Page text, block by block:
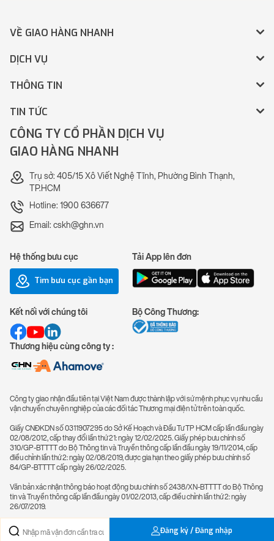
VỀ GIAO HÀNG NHANH
DỊCH VỤ
THÔNG TIN
TIN TỨC
CÔNG TY CỔ PHẦN DỊCH VỤ
GIAO HÀNG NHANH
Trụ sở: 405/15 Xô Viết Nghệ Tĩnh, Phường Bình Thạnh,
TP.HCM
Hotline: 1900 636677
Email: cskh@ghn.vn
Hệ thống bưu cục
Tìm bưu cục gần bạn
Tải App lên đơn
Kết nối với chúng tôi
Thương hiệu cùng công ty :
Bộ Công Thương:
Công ty giao nhận đầu tiên tại Việt Nam được thành lập với sứ mệnh phục vụ nhu cầu
vận chuyển chuyên nghiệp của các đối tác Thương mại điện tử trên toàn quốc.
Giấy CNĐKDN số 0311907295 do Sở Kế Hoạch và Đầu Tư TP HCM cấp lần đầu ngày
02/08/2012, cấp thay đổi lần thứ 21: ngày 12/02/2025. Giấy phép bưu chính số
310/GP-BTTTT do Bộ Thông tin và Truyền thông cấp lần đầu ngày 19/11/2014, cấp
điều chỉnh lần thứ 2: ngày 02/08/2019, được gia hạn theo giấy phép bưu chính số
84/GP-BTTTT cấp ngày 26/02/2025.
Văn bản xác nhận thông báo hoạt động bưu chính số 2438/XN-BTTTT do Bộ Thông
tin và Truyền thông cấp lần đầu ngày 01/02/2013, cấp điều chỉnh lần thứ 2: ngày
26/07/2019.
Đăng ký / Đăng nhập